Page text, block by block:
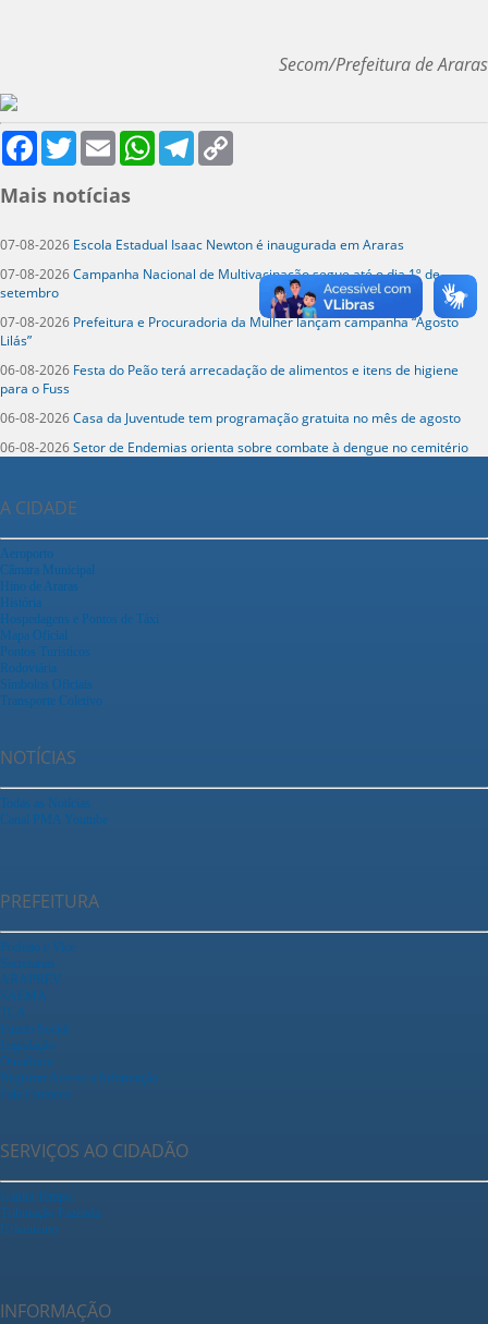
Secom/Prefeitura de Araras
FacebookTwitter Email WhatsAppTelegram
Mais notícias
07-08-2026 Escola Estadual Isaac Newton é inaugurada em Araras
07-08-2026Campanha Nacional de Multivacinação segue até o dia 1º de
setembro
07-08-2026 Prefeitura e Procuradoria da Mulher lançam campanha “Agosto
Lilás”
06-08-2026 Festa do Peão terá arrecadação de alimentos e itens de higiene
para o Fuss
06-08-2026Casa da Juventude tem programação gratuita no mês de agosto
06-08-2026Setor de Endemias orienta sobre combate à dengue no cemitério
A CIDADE
Aeroporto
Câmara Municipal
Hino de Araras
História
Hospedagens e Pontos de Táxi
Mapa Oficial
Pontos Turísticos
Rodoviária
Símbolos Oficiais
Transporte Coletivo
NOTÍCIAS
Todas as Notícias
Canal PMA Youtube
PREFEITURA
Prefeito e Vice
Secretarias
ARAPREV
SAEMA
TCA
Fundo Social
Legislação
Ouvidoria
Registrar Acesso a Informação
Fale Conosco
SERVIÇOS AO CIDADÃO
Ganha Tempo
Tributação Fazenda
Urbanismo
INFORMAÇÃO